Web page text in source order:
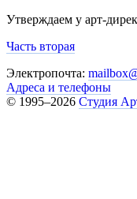
Утверждаем у арт-
Часть вторая
Электропочта:
Адреса и телефоны
© 1995–2026 Студия